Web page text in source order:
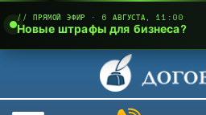
// ПРЯМОЙ ЭФИР · 6 АВГУСТА, 11:00
Новые штрафы для бизнеса?